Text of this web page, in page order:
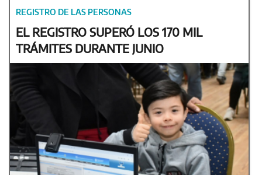
REGISTRO DE LAS PERSONAS
EL REGISTRO SUPERÓ LOS 170 MIL
TRÁMITES DURANTE JUNIO